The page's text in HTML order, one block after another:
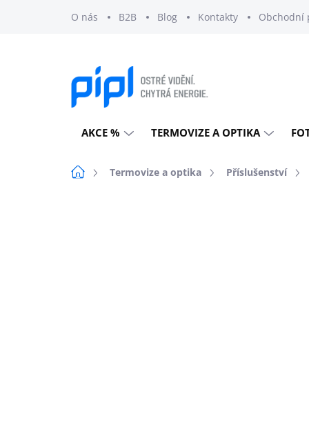
O nás B2B Blog Kontakty Obchodní
AKCE % TERMOVIZE A OPTIKA
DomůTermovize a optika Příslušenství